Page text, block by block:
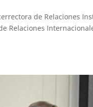
de Relaciones
Relaciones